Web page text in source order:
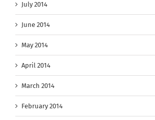
July 2014
June 2014
May 2014
April 2014
March 2014
February 2014